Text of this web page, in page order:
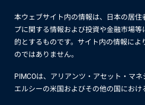
本ウェブサイト内の情報は、日本の居住
プに関する情報および投資や金融市場
的とするものです。サイト内の情報に
のではありません。
PIMCOは、アリアンツ・アセット・マ
エルシーの米国およびその他の国におけ